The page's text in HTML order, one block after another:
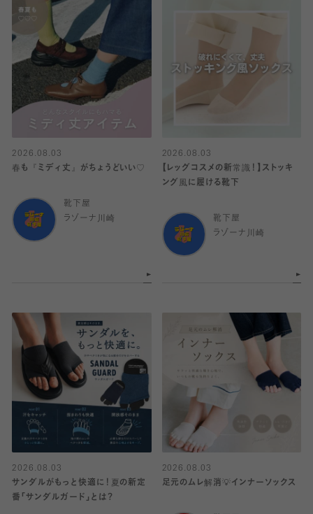
2026.08.03
春も『ミディ丈』がちょうどいい♡
靴下屋
ラゾーナ川崎
2026.08.03
【レッグコスメの新常識！】ストッキ
ング風に履ける靴下
靴下屋
ラゾーナ川崎
2026.08.03
サンダルがもっと快適に！夏の新定
番「サンダルガード」とは？
2026.08.03
足元のムレ解消💡インナーソックス